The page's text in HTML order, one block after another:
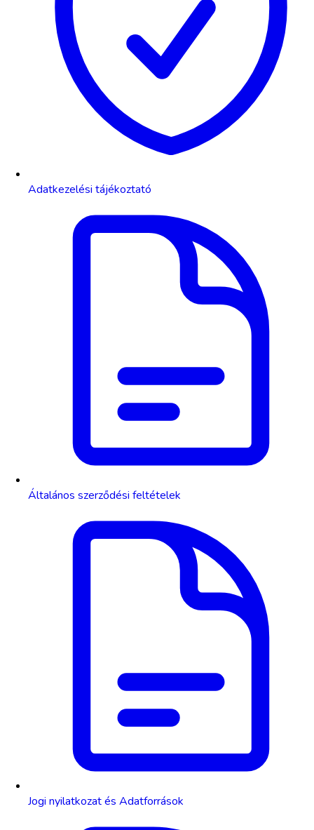
Adatkezelési tájékoztató
Általános szerződési feltételek
Jogi nyilatkozat és Adatforrások